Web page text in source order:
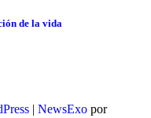
de la vida
| NewsExo por